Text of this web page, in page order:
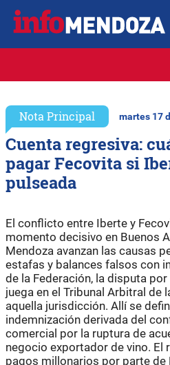
Nota Principal martes 17
Cuenta regresiva:
pagar Fecovita si
pulseada
El conflicto entre Iberte y
momento decisivo en Buenos
Mendoza avanzan las causas
estafas y balances falsos con
de la Federación, la disputa
juega en el Tribunal Arbitral de
aquella jurisdicción. Allí se
indemnización derivada del
comercial por la ruptura de
negocio exportador de vino.
pagos millonarios por parte de